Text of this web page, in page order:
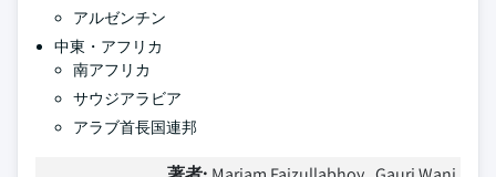
アルゼンチン
中東・アフリカ
南アフリカ
サウジアラビア
アラブ首長国連邦